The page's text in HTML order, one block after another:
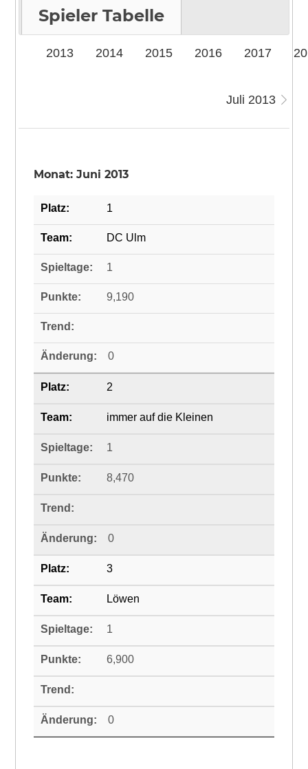
Spieler Tabelle
2013 2014 2015 2016 2017
Juli 2013
Monat: Juni 2013
1
DC Ulm
1
9,190
0
2
immer auf die Kleinen
1
8,470
0
3
Löwen
1
6,900
0